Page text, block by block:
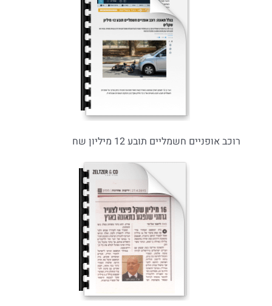
רוכב אופניים חשמליים תובע 12 מיליון שח